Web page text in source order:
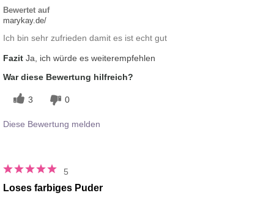
Bewertet auf
marykay.de/
Ich bin sehr zufrieden damit es ist echt gut
Fazit Ja, ich würde es weiterempfehlen
War diese Bewertung hilfreich?
3 0
Diese Bewertung melden
5
Loses farbiges Puder